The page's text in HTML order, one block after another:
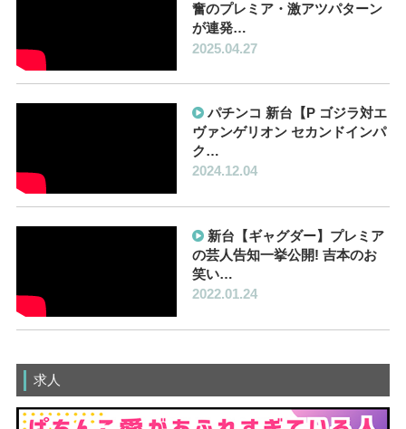
奮のプレミア・激アツパターン
が連発…
2025.04.27
パチンコ 新台【P ゴジラ対エ
ヴァンゲリオン セカンドインパ
ク…
2024.12.04
新台【ギャグダー】プレミア
の芸人告知一挙公開! 吉本のお
笑い…
2022.01.24
求人